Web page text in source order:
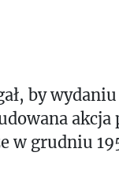
by
w grudniu